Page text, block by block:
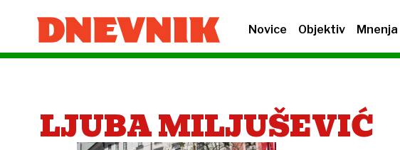
Novice Objektiv Mnenja
LJUBA MILJUŠEVIĆ